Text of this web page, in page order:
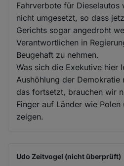
Fahrverbote für Dieselautos
nicht umgesetzt, so dass
Gerichts sogar angedroht
Verantwortlichen in
Beugehaft zu nehmen.
Was sich die Exekutive hier
Aushöhlung der Demokratie
das fortsetzt, brauchen wir
Finger auf Länder wie Polen
zeigen.
Udo Zeitvogel (nicht überprüft)